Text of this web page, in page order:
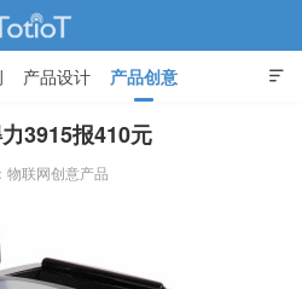

产品设计 产品创意
3915报410元
物联网创意产品